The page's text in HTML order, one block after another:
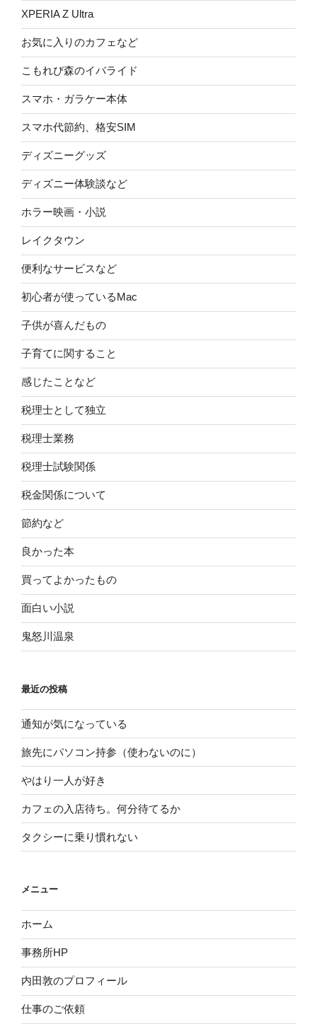
XPERIA Z Ultra
お気に入りのカフェなど
こもれび森のイバライド
スマホ・ガラケー本体
スマホ代節約、格安SIM
ディズニーグッズ
ディズニー体験談など
ホラー映画・小説
レイクタウン
便利なサービスなど
初心者が使っているMac
子供が喜んだもの
子育てに関すること
感じたことなど
税理士として独立
税理士業務
税理士試験関係
税金関係について
節約など
良かった本
買ってよかったもの
面白い小説
鬼怒川温泉
最近の投稿
通知が気になっている
旅先にパソコン持参（使わないのに）
やはり一人が好き
カフェの入店待ち。何分待てるか
タクシーに乗り慣れない
メニュー
ホーム
事務所HP
内田敦のプロフィール
仕事のご依頼